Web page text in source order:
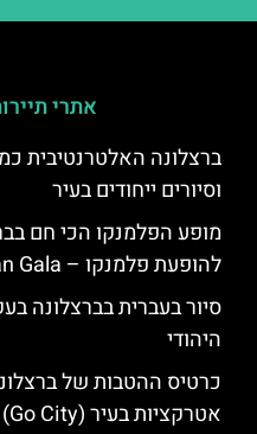
אתרי
ברצלונה האלטרנטיבית
וסיורים ייחודים בעיר
מופע הפלמנקו הכי חם
להופעת פלמנקו – Gran Gala
סיור בעברית בברצלונה
היהודי
כרטיס ההטבות של
אטרקציות בעיר (Go City)